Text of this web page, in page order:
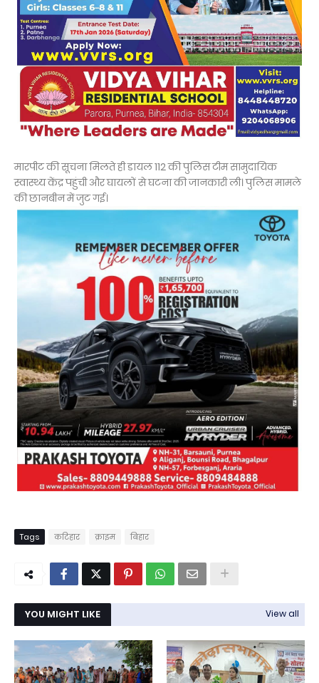
मारपीट की सूचना मिलते ही डायल 112 की पुलिस टीम सामुदायिक
स्वास्थ्य केंद्र पहुंची और घायलों से घटना की जानकारी ली। पुलिस मामले
की छानबीन में जुट गई।
Tags कटिहार क्राइम बिहार
YOU MIGHT LIKE View all